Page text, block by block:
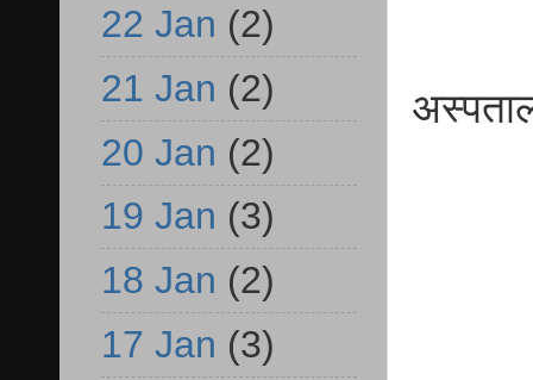
22 Jan (2)
21 Jan (2)
20 Jan (2)
19 Jan (3)
18 Jan (2)
17 Jan (3)